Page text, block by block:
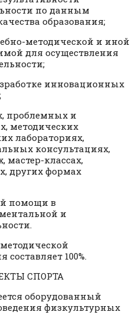
по данным
образования;
методической и иной
для осуществления
инновационных
проблемных и
методических
лабораториях,
консультациях,
мастер-классах,
других формах
помощи в
и
100%.
СПОРТА
оборудованный
физкультурных